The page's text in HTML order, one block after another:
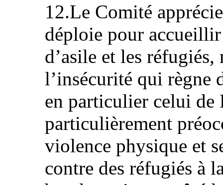
12.Le Comité
déploie pour
d’asile et les
l’insécurité qui règne
en particulier celui de
particulièrement
violence physique et
contre des réfugiés à